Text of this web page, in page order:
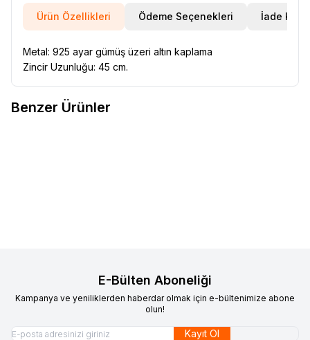
Ürün Özellikleri Ödeme Seçenekleri İade
Metal: 925 ayar gümüş üzeri altın kaplama
Zincir Uzunluğu: 45 cm.
Benzer Ürünler
E-Bülten Aboneliği
Kampanya ve yeniliklerden haberdar olmak için e-bültenimize abone
olun!
Kayıt Ol